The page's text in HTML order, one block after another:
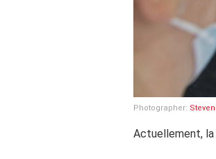
Photographer:
Actuellement, la